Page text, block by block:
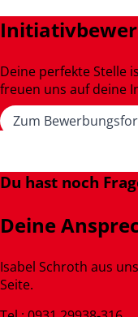
Deine perfekte Stelle
freuen uns auf deine
Zum
Du hast noch
Deine
Isabel Schroth aus
Seite.